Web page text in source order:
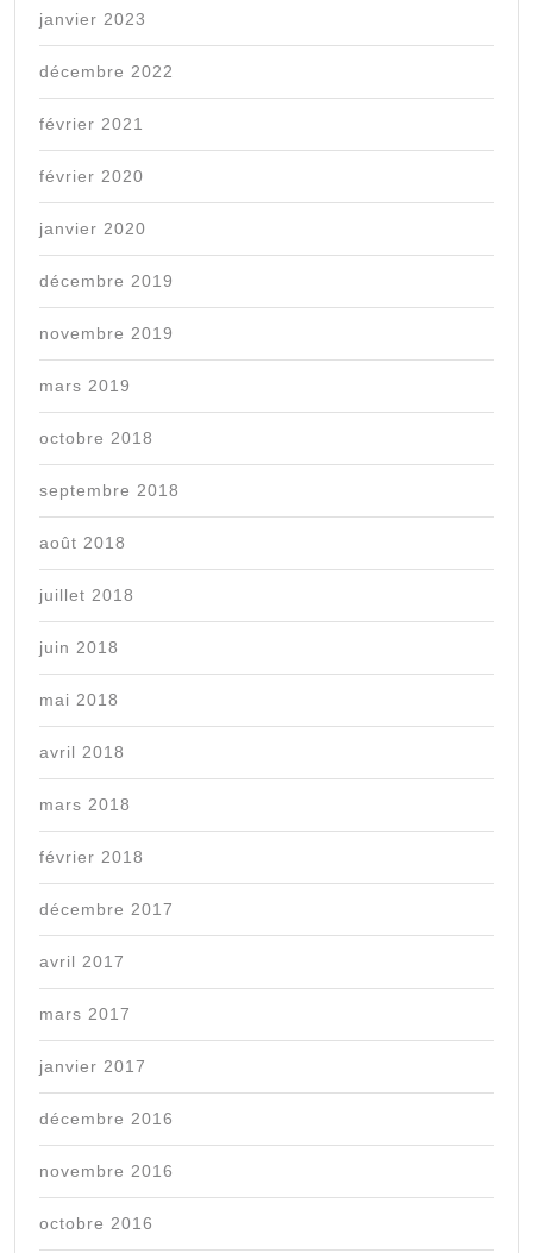
janvier 2023
décembre 2022
février 2021
février 2020
janvier 2020
décembre 2019
novembre 2019
mars 2019
octobre 2018
septembre 2018
août 2018
juillet 2018
juin 2018
mai 2018
avril 2018
mars 2018
février 2018
décembre 2017
avril 2017
mars 2017
janvier 2017
décembre 2016
novembre 2016
octobre 2016